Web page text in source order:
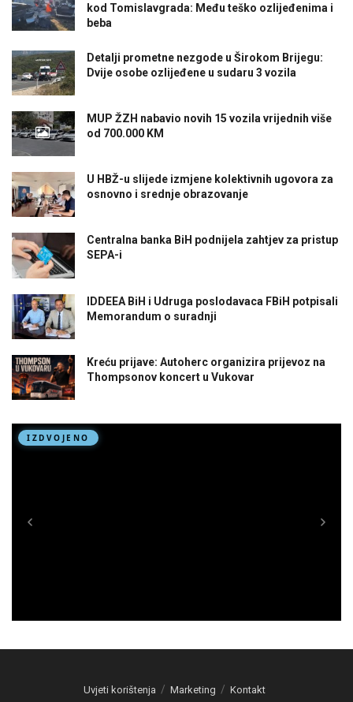
kod Tomislavgrada: Među teško ozlijeđenima i
beba
Detalji prometne nezgode u Širokom Brijegu:
Dvije osobe ozlijeđene u sudaru 3 vozila
MUP ŽZH nabavio novih 15 vozila vrijednih više
od 700.000 KM
U HBŽ-u slijede izmjene kolektivnih ugovora za
osnovno i srednje obrazovanje
Centralna banka BiH podnijela zahtjev za pristup
SEPA-i
IDDEEA BiH i Udruga poslodavaca FBiH potpisali
Memorandum o suradnji
Kreću prijave: Autoherc organizira prijevoz na
Thompsonov koncert u Vukovar
Uvjeti korištenja Marketing Kontakt